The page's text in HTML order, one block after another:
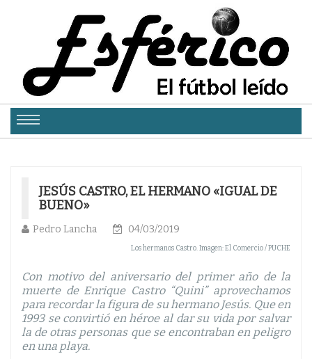
JESÚS CASTRO, EL HERMANO «IGUAL DE
BUENO»
Pedro Lancha 04/03/2019
Los hermanos Castro. Imagen: El Comercio / PUCHE
Con motivo del aniversario del primer año de la
muerte de Enrique Castro “Quini” aprovechamos
para recordar la figura de su hermano Jesús. Que en
1993 se convirtió en héroe al dar su vida por salvar
la de otras personas que se encontraban en peligro
en una playa.